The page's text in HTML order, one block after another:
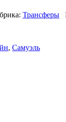
Трансферы
, Самуэль